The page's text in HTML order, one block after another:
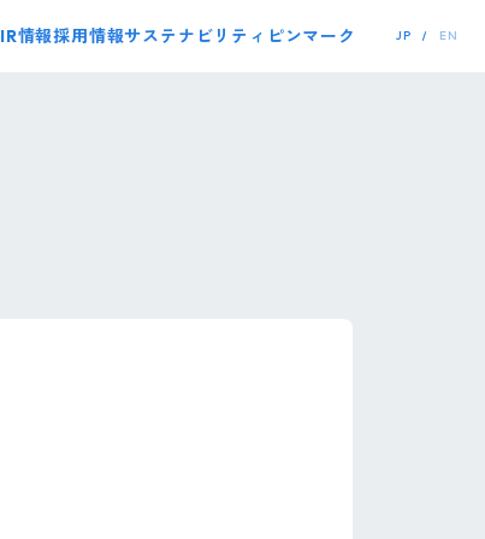
IR情報採用情報サステナビリティ ピンマーク JP EN